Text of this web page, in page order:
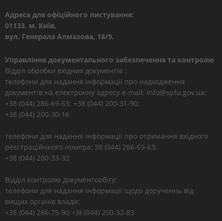
Адреса для офіційного листування:
01133, м. Київ,
вул. Генерала Алмазова, 18/9.
Управління документального забезпечення та контролю
Відділ обробки вхідних документів :
телефони для надання інформації про надходження
документів на електронну адресу e-mail: info@spfu.gov.ua:
+38 (044) 286-69-63; +38 (044) 200-31-90;
+38 (044) 200-30-16
телефони для надання інформації про отримання вхідного
реєстраційнного номера: 38 (044) 286-69-63;
+38 (044) 200-33-32
Відділ контролю документообігу:
телефони для надання інформації щодо дорученнь від
вищих органів влади:
+38 (044) 286-75-90; +38 (044) 200-32-83